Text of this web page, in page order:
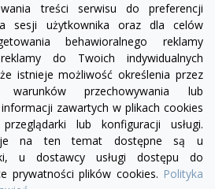
FacebookYouTubePinterest
treści serwisu do preferencji
sesji użytkownika oraz dla celów
behawioralnego reklamy
do Twoich indywidualnych
istnieje możliwość określenia przez
warunków przechowywania lub
zawartych w plikach cookies
lub konfiguracji usługi.
na ten temat dostępne są u
u dostawcy usługi dostępu do
prywatności plików cookies. Polityka

